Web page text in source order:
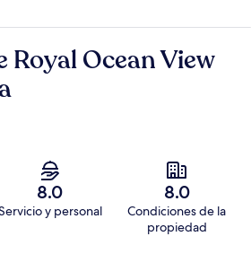
Royal Ocean View
8.0
y personal
8.0
Condiciones de la
propiedad